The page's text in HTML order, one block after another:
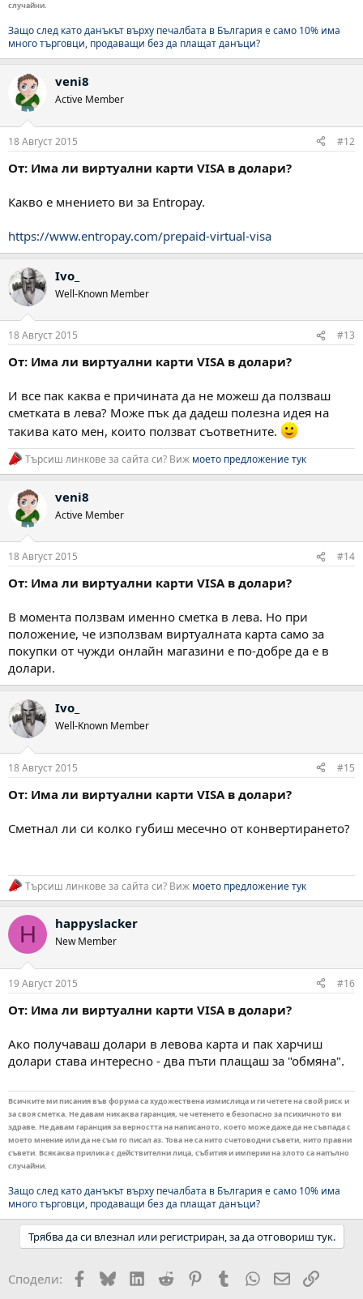
случайни.
Защо след като данъкът върху печалбата в България е само 10% има
много търговци, продаващи без да плащат данъци?
veni8
Active Member
18 Август 2015 #12
От: Има ли виртуални карти VISA в долари?
Какво е мнението ви за Entropay.
https://www.entropay.com/prepaid-virtual-visa
Ivo_
Well-Known Member
18 Август 2015 #13
От: Има ли виртуални карти VISA в долари?
И все пак каква е причината да не можеш да ползваш
сметката в лева? Може пък да дадеш полезна идея на
такива като мен, които ползват съответните.
Търсиш линкове за сайта си? Виж моето предложение тук
veni8
Active Member
18 Август 2015 #14
От: Има ли виртуални карти VISA в долари?
В момента ползвам именно сметка в лева. Но при
положение, че използвам виртуалната карта само за
покупки от чужди онлайн магазини е по-добре да е в
долари.
Ivo_
Well-Known Member
18 Август 2015 #15
От: Има ли виртуални карти VISA в долари?
Сметнал ли си колко губиш месечно от конвертирането?
Търсиш линкове за сайта си? Виж моето предложение тук
H happyslacker
New Member
19 Август 2015 #16
От: Има ли виртуални карти VISA в долари?
Ако получаваш долари в левова карта и пак харчиш
долари става интересно - два пъти плащаш за "обмяна".
Всичките ми писания във форума са художествена измислица и ги четете на свой риск и
за своя сметка. Не давам никаква гаранция, че четенето е безопасно за психичното ви
здраве. Не давам гаранция за верността на написаното, което може даже да не съвпада с
моето мнение или да не съм го писал аз. Това не са нито счетоводни съвети, нито правни
съвети. Всякаква прилика с действителни лица, събития и империи на злото са напълно
случайни.
Защо след като данъкът върху печалбата в България е само 10% има
много търговци, продаващи без да плащат данъци?
Трябва да си влезнал или регистриран, за да отговориш тук.
Сподели: Facebook
BlueskyLinkedIn
Reddit PinterestTumblr WhatsApp
EmailLink